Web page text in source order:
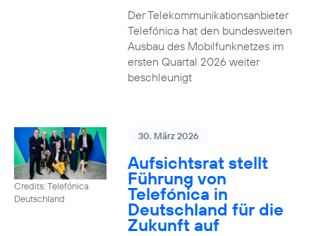
Der Telekommunikationsanbieter
Telefónica hat den bundesweiten
Ausbau des Mobilfunknetzes im
ersten Quartal 2026 weiter
beschleunigt
Credits: Telefónica
Deutschland
30. März 2026
Aufsichtsrat stellt
Führung von
Telefónica in
Deutschland für die
Zukunft auf